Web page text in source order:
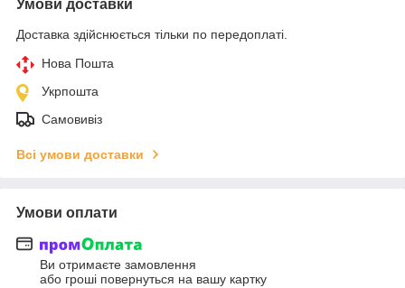
Умови доставки
Доставка здійснюється тільки по передоплаті.
Нова Пошта
Укрпошта
Самовивіз
Всі умови доставки
Умови оплати
Ви отримаєте замовлення
або гроші повернуться на вашу картку